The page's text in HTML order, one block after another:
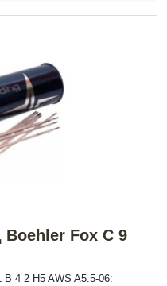
Fox C 9
B 4 2 H5 AWS A5.5-06: